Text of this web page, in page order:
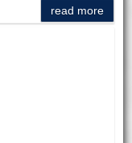
read more